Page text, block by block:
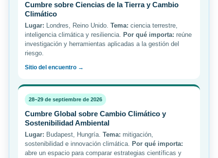
Cumbre sobre Ciencias de la Tierra y Cambio
Climático
Lugar: Londres, Reino Unido. Tema: ciencia terrestre,
inteligencia climática y resiliencia. Por qué importa: reúne
investigación y herramientas aplicadas a la gestión del
riesgo.
Sitio del encuentro →
28–29 de septiembre de 2026
Cumbre Global sobre Cambio Climático y
Sostenibilidad Ambiental
Lugar: Budapest, Hungría. Tema: mitigación,
sostenibilidad e innovación climática. Por qué importa:
abre un espacio para comparar estrategias científicas y